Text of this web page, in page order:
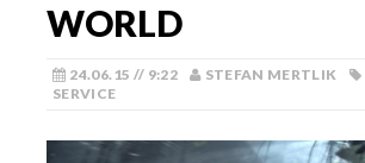
WORLD
24.06.15 // 9:22 STEFAN MERTLIK
SERVICE